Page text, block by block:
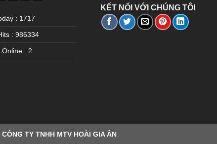
: 1717
: 986334
Online : 2
KẾT NỐI VỚI CHÚNG TÔI
TY TNHH MTV HOÀI GIA ÂN